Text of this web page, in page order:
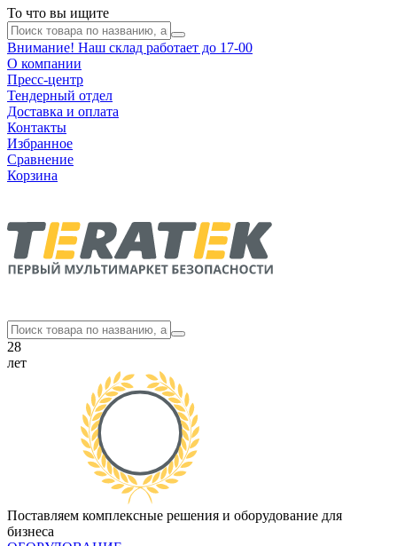
То что вы ищите
Внимание! Наш склад работает до 17-00
О компании
Пресс-центр
Тендерный отдел
Доставка и оплата
Контакты
Избранное
Сравнение
Корзина
28
лет
Поставляем комплексные решения и оборудование для
бизнеса